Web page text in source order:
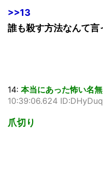
>>13
誰も殺す方法なんて言
14: 本当にあった怖い名
10:39:06.624
爪切り